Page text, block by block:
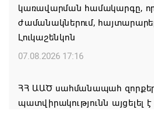
կառավարման համակարգը,
ժամանակներում,
Լուկաշենկոն
07.08.2026 17:16
ՀՀ ԱԱԾ սահմանապահ
պատվիրակությունն այցելել